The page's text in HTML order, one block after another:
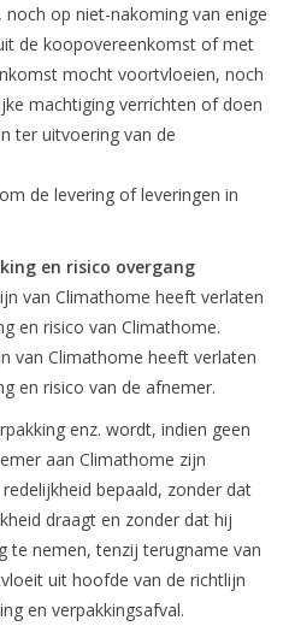
op niet-nakoming van enige
de koopovereenkomst of met
mocht voortvloeien, noch
machtiging verrichten of doen
ter uitvoering van de
de levering of leveringen in
en risico overgang
van Climathome heeft verlaten
en risico van Climathome.
van Climathome heeft verlaten
en risico van de afnemer.
enz. wordt, indien geen
aan Climathome zijn
bepaald, zonder dat
draagt en zonder dat hij
te nemen, tenzij terugname van
uit hoofde van de richtlijn
en verpakkingsafval.